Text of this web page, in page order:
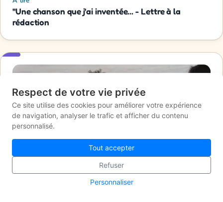
Respect de votre vie privée
Ce site utilise des cookies pour améliorer votre expérience
de navigation, analyser le trafic et afficher du contenu
personnalisé.
Tout accepter
Refuser
Personnaliser
"Une chanson que j'ai inventée... - Lettre à la
rédaction